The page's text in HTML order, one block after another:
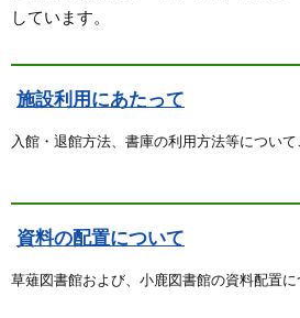
しています。
施設利用にあたって
入館・退館方法、書庫の利用方法等について
資料の配置について
草薙図書館および、小鹿図書館の資料配置に